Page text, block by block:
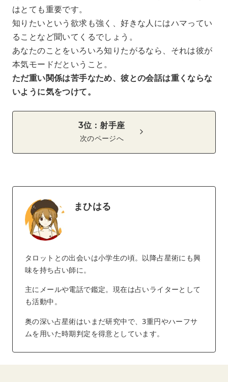
はとても重要です。
知りたいという欲求も強く、好きな人にはハマってい
ることなど聞いてくるでしょう。
あなたのことをいろいろ知りたがるなら、それは彼が
本気モードだということ。
ただ重い関係は苦手なため、彼との会話は重くならな
いように気をつけて。
3位：射手座
次のページへ
まひはる
タロットとの出会いは小学生の頃。以降占星術にも興
味を持ち占い師に。
主にメールや電話で鑑定。現在は占いライターとして
も活動中。
奥の深い占星術はいまだ研究中で、3重円やハーフサ
ムを用いた時期判定を得意としています。